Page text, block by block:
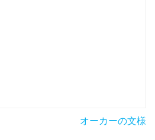
オーカーの文様